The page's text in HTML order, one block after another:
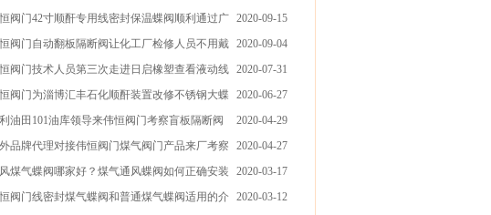
2020-09-15
阀门42寸顺酐专用线密封保温蝶阀顺利通过广
验收
2020-09-04
阀门自动翻板隔断阀让化工厂检修人员不用戴
具
2020-07-31
阀门技术人员第三次走进日启橡塑查看液动线
阀使用情况
2020-06-27
阀门为淄博汇丰石化顺酐装置改修不锈钢大蝶
2020-04-29
油田101油库领导来伟恒阀门考察盲板隔断阀
2020-04-27
品牌代理对接伟恒阀门煤气阀门产品来厂考察
2020-03-17
煤气蝶阀哪家好？煤气通风蝶阀如何正确安装
2020-03-12
阀门线密封煤气蝶阀和普通煤气蝶阀适用的介